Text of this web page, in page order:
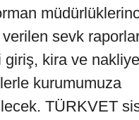
verilen sevk
giriş, kira ve
kurumumuza
TÜRKVET